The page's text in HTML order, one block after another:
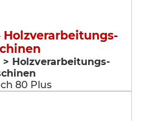
Holzverarbeitungs-
80 Plus